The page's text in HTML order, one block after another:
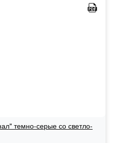
темно-серые со светло-